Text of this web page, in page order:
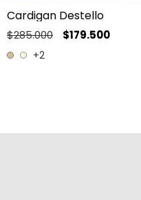
Cardigan Destello
$285.000 $179.500
+2